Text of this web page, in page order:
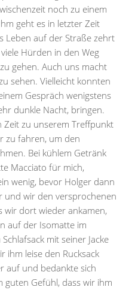
noch zu einem
geht es in letzter Zeit
Leben auf der Straße zehrt
Hürden in den Weg
gehen. Auch uns macht
sehen. Vielleicht konnten
Gespräch wenigstens
dunkle Nacht, bringen.
Zeit zu unserem Treffpunkt
zu fahren, um den
Bei kühlem Getränk
Macciato für mich,
wenig, bevor Holger dann
und wir den versprochenen
wir dort wieder ankamen,
auf der Isomatte im
mit seiner Jacke
ihm leise den Rucksack
auf und bedankte sich
guten Gefühl, dass wir ihm